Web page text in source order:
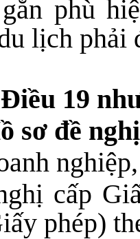
phù
lịch phải
19
sơ đề
cấp
phép)